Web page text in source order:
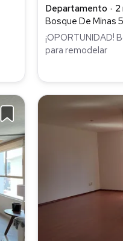
Departamento
2
para remodelar